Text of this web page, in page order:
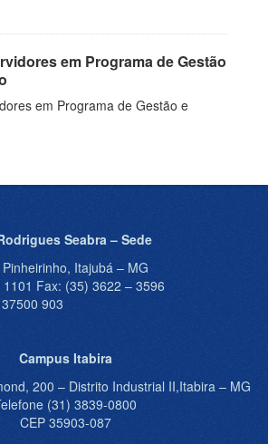
em Programa de Gestão
em Programa de Gestão e
Seabra – Sede
Itajubá – MG
Fax: (35) 3622 – 3596
903
Campus Itabira
200 – Distrito Industrial II,Itabira – MG
(31) 3839-0800
CEP 35903-087